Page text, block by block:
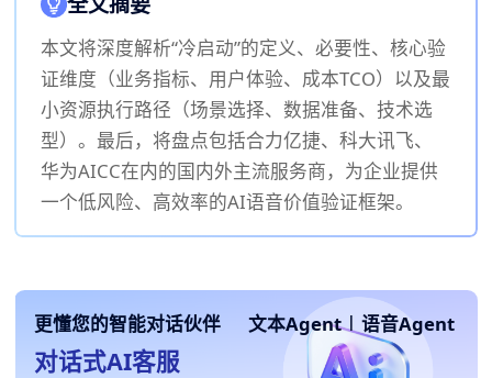
本文将深度解析“冷启动”的定义、必要性、核心验
证维度（业务指标、用户体验、成本TCO）以及最
小资源执行路径（场景选择、数据准备、技术选
型）。最后，将盘点包括合力亿捷、科大讯飞、
华为AICC在内的国内外主流服务商，为企业提供
一个低风险、高效率的AI语音价值验证框架。
更懂您的智能对话伙伴 文本Agent | 语音Agent
对话式AI客服